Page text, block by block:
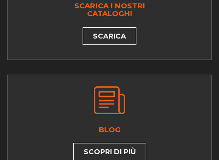
SCARICA I NOSTRI
CATALOGHI
SCARICA
BLOG
SCOPRI DI PIÙ